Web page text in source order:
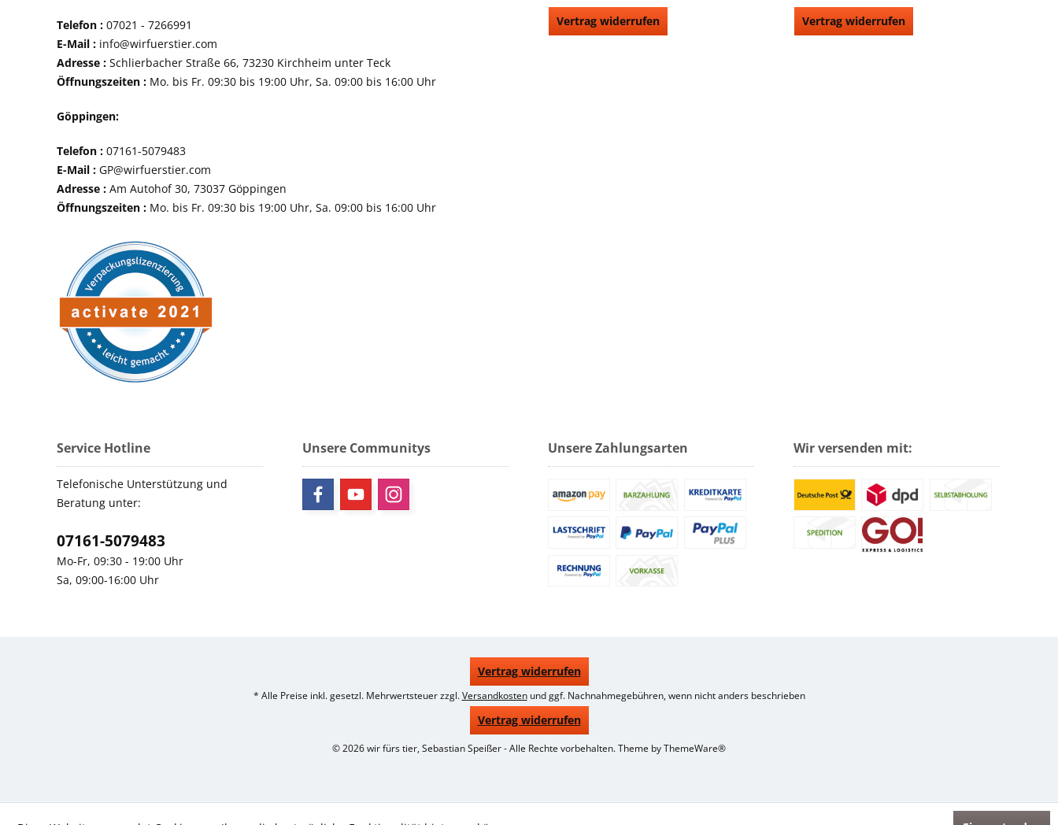
Telefon : 07021 - 7266991
E-Mail : info@wirfuerstier.com
Adresse : Schlierbacher Straße 66, 73230 Kirchheim unter Teck
Öffnungszeiten : Mo. bis Fr. 09:30 bis 19:00 Uhr, Sa. 09:00 bis 16:00 Uhr
Göppingen:
Telefon : 07161-5079483
E-Mail : GP@wirfuerstier.com
Adresse : Am Autohof 30, 73037 Göppingen
Öffnungszeiten : Mo. bis Fr. 09:30 bis 19:00 Uhr, Sa. 09:00 bis 16:00 Uhr
Vertrag widerrufen Vertrag widerrufen
Service Hotline
Telefonische Unterstützung und
Beratung unter:
07161-5079483
Mo-Fr, 09:30 - 19:00 Uhr
Sa, 09:00-16:00 Uhr
Unsere Communitys Unsere Zahlungsarten Wir versenden mit:
Vertrag widerrufen
* Alle Preise inkl. gesetzl. Mehrwertsteuer zzgl.Versandkostenund ggf. Nachnahmegebühren, wenn nicht anders beschrieben
Vertrag widerrufen
© 2026 wir fürs tier, Sebastian Speißer - Alle Rechte vorbehalten. Theme byThemeWare®